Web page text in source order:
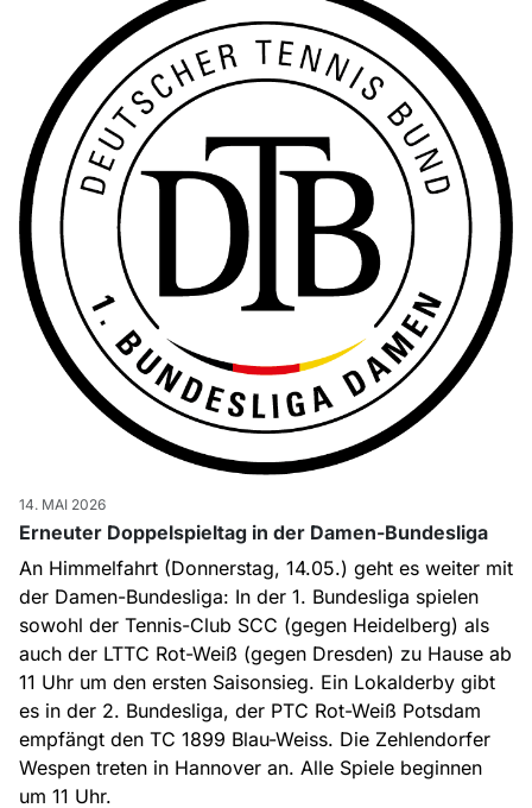
14. MAI 2026
Erneuter Doppelspieltag in der Damen-Bundesliga
An Himmelfahrt (Donnerstag, 14.05.) geht es weiter mit
der Damen-Bundesliga: In der 1. Bundesliga spielen
sowohl der Tennis-Club SCC (gegen Heidelberg) als
auch der LTTC Rot-Weiß (gegen Dresden) zu Hause ab
11 Uhr um den ersten Saisonsieg. Ein Lokalderby gibt
es in der 2. Bundesliga, der PTC Rot-Weiß Potsdam
empfängt den TC 1899 Blau-Weiss. Die Zehlendorfer
Wespen treten in Hannover an. Alle Spiele beginnen
um 11 Uhr.